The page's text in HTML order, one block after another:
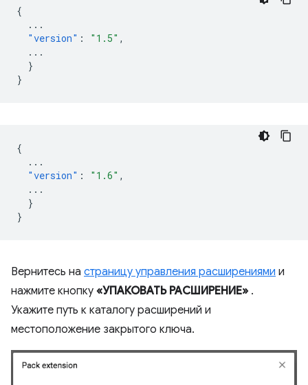
{
...
"version" : "1.5" ,
...
}
}
{
...
"version" : "1.6" ,
...
}
}
Вернитесь на страницу управления расширениями и
нажмите кнопку «УПАКОВАТЬ РАСШИРЕНИЕ» .
Укажите путь к каталогу расширений и
местоположение закрытого ключа.